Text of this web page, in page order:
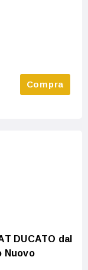
Compra
DUCATO dal
Nuovo